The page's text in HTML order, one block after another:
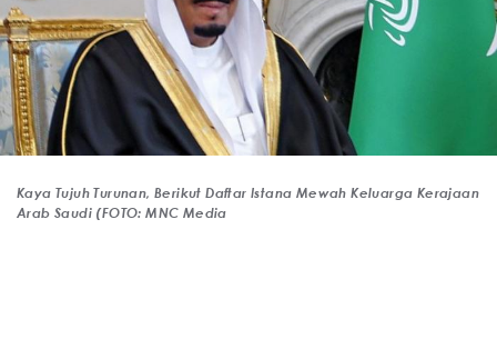
Kaya Tujuh Turunan, Berikut Daftar Istana Mewah Keluarga Kerajaan
Arab Saudi (FOTO: MNC Media